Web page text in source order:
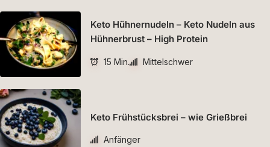
Keto Hühnernudeln – Keto Nudeln aus
Hühnerbrust – High Protein
15 Min. Mittelschwer
Keto Frühstücksbrei – wie Grießbrei
Anfänger